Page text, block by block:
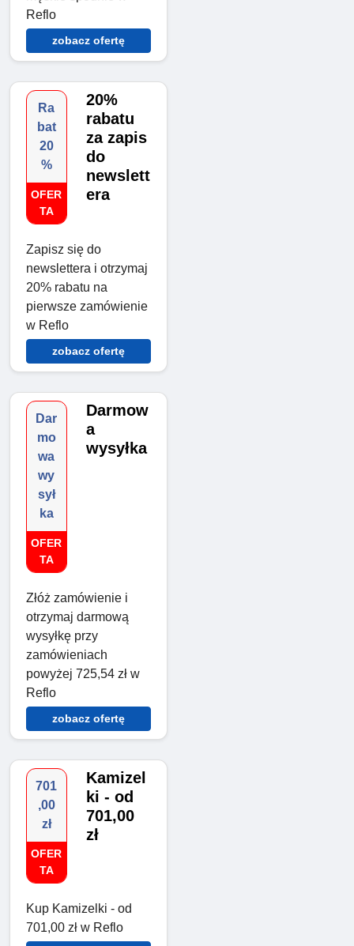
Reflo
zobacz ofertę
Ra
bat
20
%
OFER
TA
20%
rabatu
za zapis
do
newslett
era
Zapisz się do
newslettera i otrzymaj
20% rabatu na
pierwsze zamówienie
w Reflo
zobacz ofertę
Dar
mo
wa
wy
sył
ka
OFER
TA
Darmow
a
wysyłka
Złóż zamówienie i
otrzymaj darmową
wysyłkę przy
zamówieniach
powyżej 725,54 zł w
Reflo
zobacz ofertę
701
,00
zł
OFER
TA
Kamizel
ki - od
701,00
zł
Kup Kamizelki - od
701,00 zł w Reflo